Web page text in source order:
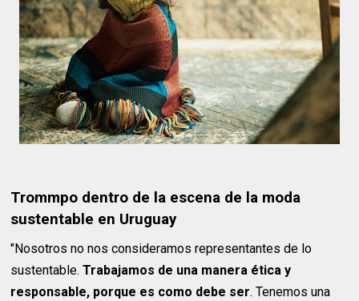
Trommpo dentro de la escena de la moda
sustentable en Uruguay
"Nosotros no nos consideramos representantes de lo
sustentable.Trabajamos de una manera ética y
responsable, porque es como debe ser. Tenemos una